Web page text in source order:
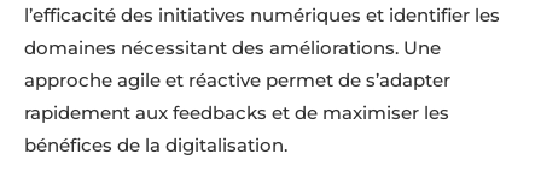
l’efficacité des initiatives numériques et identifier les
domaines nécessitant des améliorations. Une
approche agile et réactive permet de s’adapter
rapidement aux feedbacks et de maximiser les
bénéfices de la digitalisation.